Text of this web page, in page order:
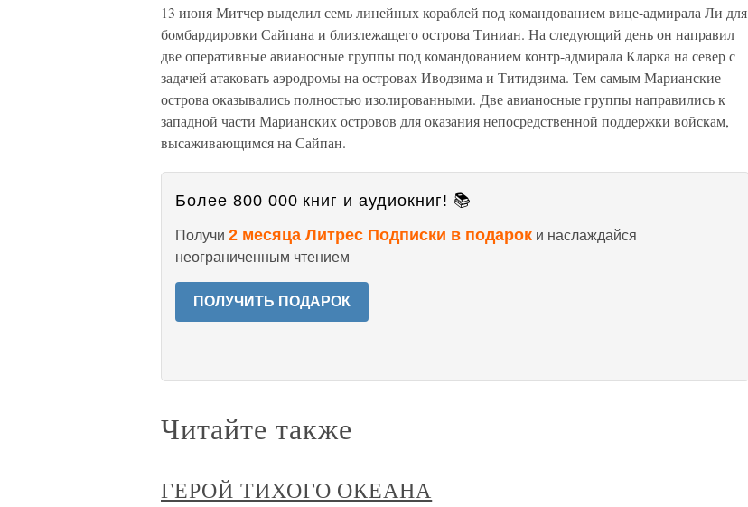
13 июня Митчер выделил семь линейных кораблей под командованием вице-адмирала Ли для
бомбардировки Сайпана и близлежащего острова Тиниан. На следующий день он направил
две оперативные авианосные группы под командованием контр-адмирала Кларка на север с
задачей атаковать аэродромы на островах Иводзима и Титидзима. Тем самым Марианские
острова оказывались полностью изолированными. Две авианосные группы направились к
западной части Марианских островов для оказания непосредственной поддержки войскам,
высаживающимся на Сайпан.
Более 800 000 книг и аудиокниг! 📚
Получи 2 месяца Литрес Подписки в подарок и наслаждайся
неограниченным чтением
ПОЛУЧИТЬ ПОДАРОК
Читайте также
ГЕРОЙ ТИХОГО ОКЕАНА